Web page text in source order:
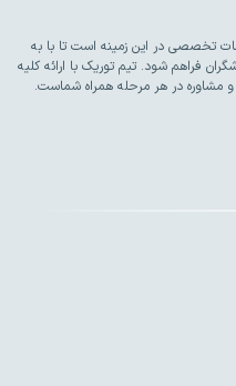
تخصصی در این زمینه است تا با به
فراهم شود. تیم توریک با ارائه کلیه
و مشاوره در هر مرحله همراه شماست.